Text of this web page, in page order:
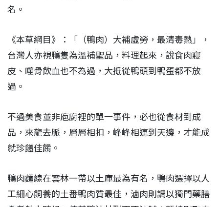
名。
《本草網目》：「（鴨肉）大補虛勞，最清毒熱」，
台灣人亦視鴨隻為溫補聖品，料理起來，說食肉寢
皮、噬骨飲血也不為過，大抵從鴨頭到鴨蛋都不放
過。
不過美食並非庖廚裡的單一事件，必也從食材到成
品，來龍去脈，層層相扣，峰峰相連到天邊，才能成
就珍饈佳餚。
鴨肉麵線在雲林一帶以土庫最為有名，鴨肉選擇以人
工細心飼養的土番鴨肉質最佳，滷肉則調以獨門藥膳